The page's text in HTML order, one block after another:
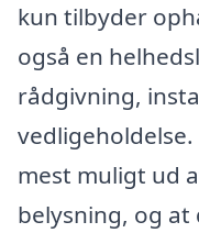
kun tilbyder
også en
rådgivning,
mest muligt ud
belysning, og